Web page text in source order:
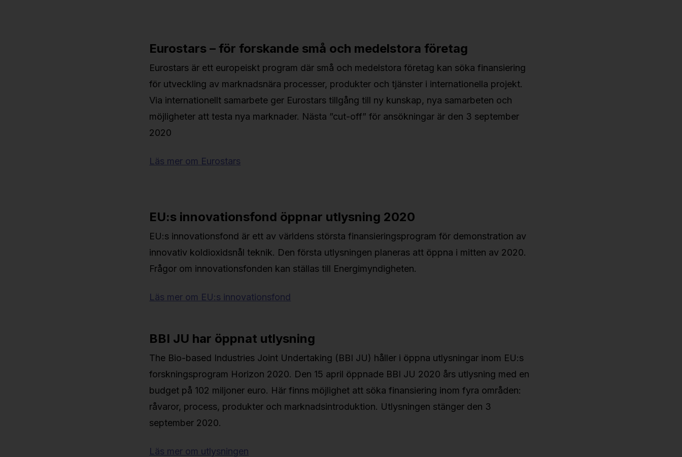
Eurostars – för forskande små och medelstora företag
Eurostars är ett europeiskt program där små och medelstora företag kan söka finansiering
för utveckling av marknadsnära processer, produkter och tjänster i internationella projekt.
Via internationellt samarbete ger Eurostars tillgång till ny kunskap, nya samarbeten och
möjligheter att testa nya marknader. Nästa ”cut-off” för ansökningar är den 3 september
2020
Läs mer om Eurostars
EU:s innovationsfond öppnar utlysning 2020
EU:s innovationsfond är ett av världens största finansieringsprogram för demonstration av
innovativ koldioxidsnål teknik. Den första utlysningen planeras att öppna i mitten av 2020.
Frågor om innovationsfonden kan ställas till Energimyndigheten.
Läs mer om EU:s innovationsfond
BBI JU har öppnat utlysning
The Bio-based Industries Joint Undertaking (BBI JU) håller i öppna utlysningar inom EU:s
forskningsprogram Horizon 2020. Den 15 april öppnade BBI JU 2020 års utlysning med en
budget på 102 miljoner euro. Här finns möjlighet att söka finansiering inom fyra områden:
råvaror, process, produkter och marknadsintroduktion. Utlysningen stänger den 3
september 2020.
Läs mer om utlysningen